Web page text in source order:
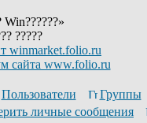
Win??????»
?????
winmarket.folio.ru
сайта www.folio.ru
Пользователи
Группы
личные сообщения